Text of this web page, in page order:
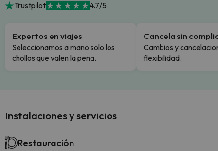
Trustpilot 4.7/5
Expertos en viajes
Seleccionamos a mano solo los
chollos que valen la pena.
Cancela sin
Cambios y
flexibilidad.
Instalaciones y servicios
Restauración